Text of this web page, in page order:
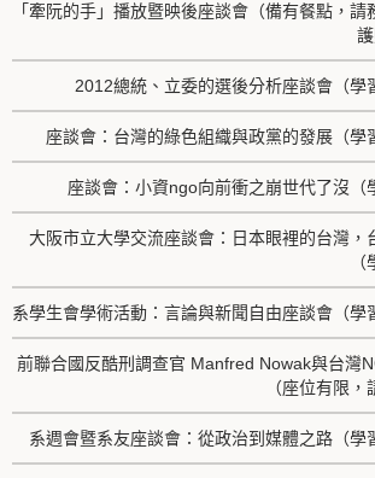
「牽阮的手」播放暨映後座談會（備有餐點，請
2012總統、立委的選後分析座談會（學
座談會：台灣的綠色組織與政黨的發展（學
座談會：小資ngo向前衝之崩世代了沒（
大阪市立大學交流座談會：日本眼裡的台灣，
系學生會學術活動：言論與新聞自由座談會（學
前聯合國反酷刑調查官 Manfred Nowak與台灣
（座位有限，
系週會暨系友座談會：從政治到媒體之路（學